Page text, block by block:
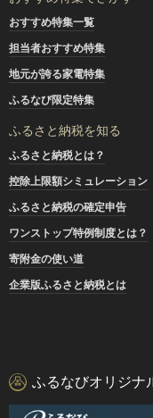
おすすめ特集一覧
担当者おすすめ特集
地元が誇る家電特集
ふるなび限定特集
ふるさと納税を知る
ふるさと納税とは？
控除上限額シミュレーション
ふるさと納税の確定申告
ワンストップ特例制度とは？
寄附金の使い道
企業版ふるさと納税とは
ふるなびオリジナ